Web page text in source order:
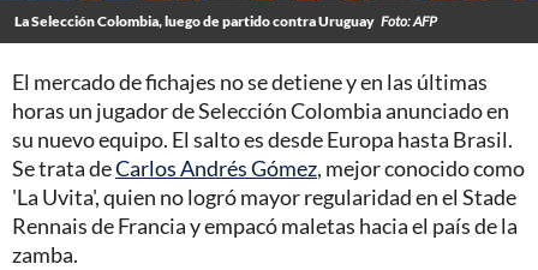
La Selección Colombia, luego de partido contra Uruguay Foto: AFP
El mercado de fichajes no se detiene y en las últimas
horas un jugador de Selección Colombia anunciado en
su nuevo equipo. El salto es desde Europa hasta Brasil.
Se trata deCarlos Andrés Gómez, mejor conocido como
'La Uvita', quien no logró mayor regularidad en el Stade
Rennais de Francia y empacó maletas hacia el país de la
zamba.